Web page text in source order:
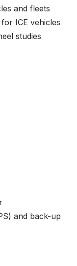
and fleets
ICE vehicles
studies
and back-up